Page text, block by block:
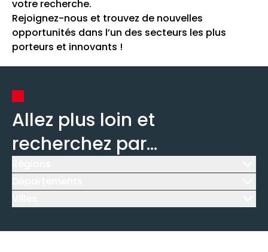
votre recherche.
Rejoignez-nous et trouvez de nouvelles
opportunités dans l’un des secteurs les plus
porteurs et innovants !
Allez plus loin et
recherchez par...